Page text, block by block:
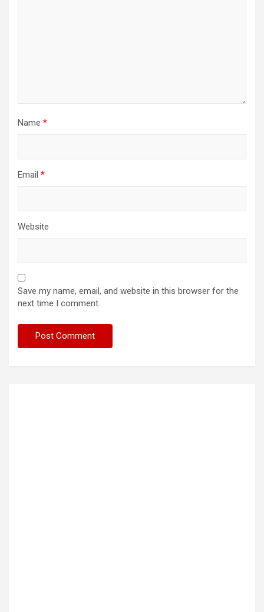
Name *
Email *
Website
Save my name, email, and website in this browser for the
next time I comment.